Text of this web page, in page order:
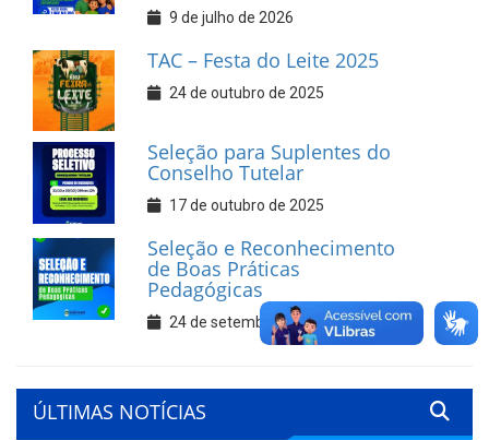
9 de julho de 2026
TAC – Festa do Leite 2025
24 de outubro de 2025
Seleção para Suplentes do
Conselho Tutelar
17 de outubro de 2025
Seleção e Reconhecimento
de Boas Práticas
Pedagógicas
24 de setembro de 2025
ÚLTIMAS NOTÍCIAS